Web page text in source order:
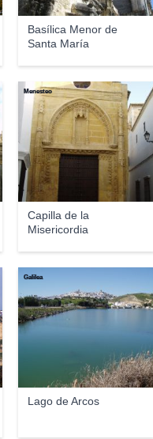
Basílica Menor de
Santa María
Capilla de la
Misericordia
Menesteo
Lago de Arcos
Galilea